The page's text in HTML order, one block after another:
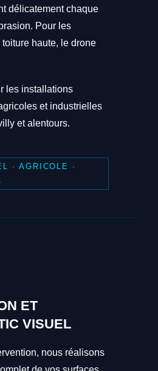
délicatement chaque
Pour les
haute, le drone
les installations
et industrielles
et alentours.
· AGRICOLE ·
ET
VISUEL
nous réalisons